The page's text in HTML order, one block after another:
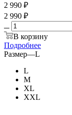
2 990 ₽
2 990 ₽
В корзину
Подробнее
Размер—L
L
M
XL
XXL